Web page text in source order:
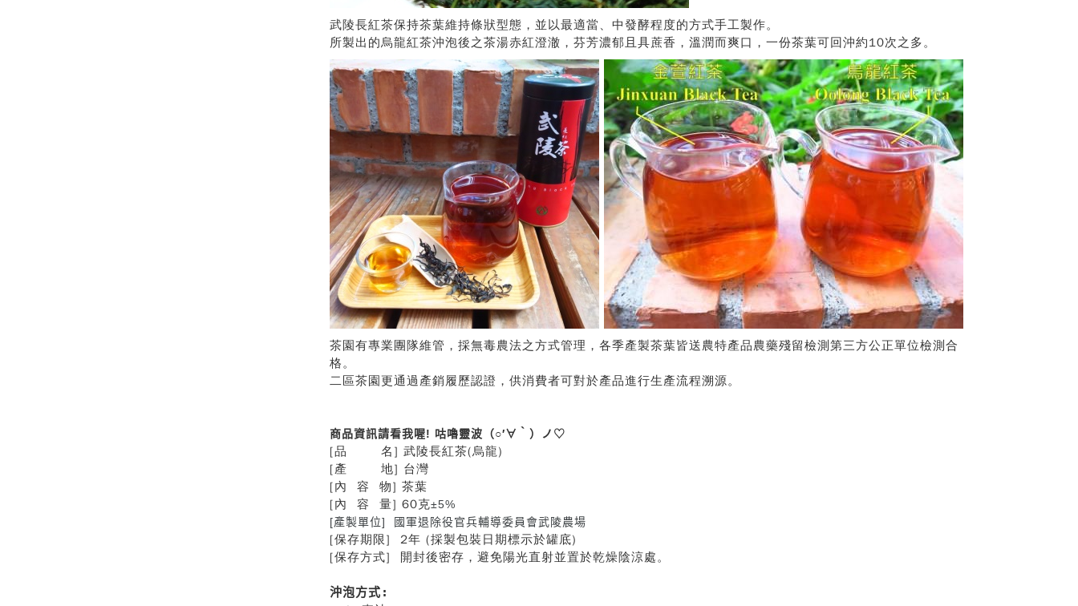
武陵長紅茶保持茶葉維持條狀型態，並以最適當、中發酵程度的方式手工製作。
所製出的烏龍紅茶沖泡後之茶湯赤紅澄澈，芬芳濃郁且具蔗香，溫潤而爽口，一份茶葉可回沖約10次之多。
茶園有專業團隊維管，採無毒農法之方式管理，各季產製茶葉皆送農特產品農藥殘留檢測第三方公正單位檢測合
格。
二區茶園更通過產銷履歷認證，供消費者可對於產品進行生產流程溯源。
商品資訊請看我喔! 咕嚕靈波（○′∀‵）ノ♡
[品 名] 武陵長紅茶(烏龍)
[產 地] 台灣
[內 容 物] 茶葉
[內 容 量] 60克±5%
[產製單位] 國軍退除役官兵輔導委員會武陵農場
[保存期限] 2年 (採製包裝日期標示於罐底)
[保存方式] 開封後密存，避免陽光直射並置於乾燥陰涼處。
沖泡方式: